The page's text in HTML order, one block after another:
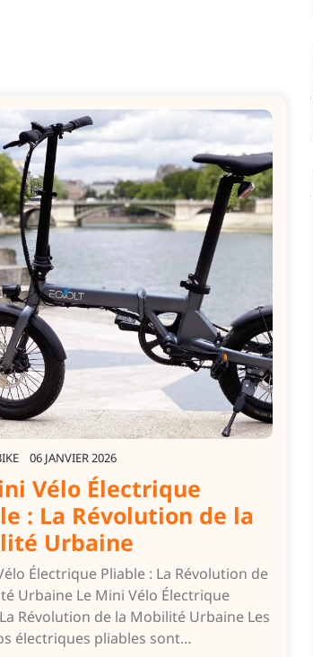
06 JANVIER 2026
Vélo Électrique
: La Révolution de la
Urbaine
Électrique Pliable : La Révolution de
Urbaine Le Mini Vélo Électrique
Révolution de la Mobilité Urbaine Les
électriques pliables sont…